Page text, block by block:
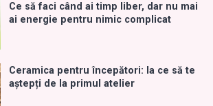
Ce să faci când ai timp liber, dar nu mai
ai energie pentru nimic complicat
Ceramica pentru începători: la ce să te
aștepți de la primul atelier